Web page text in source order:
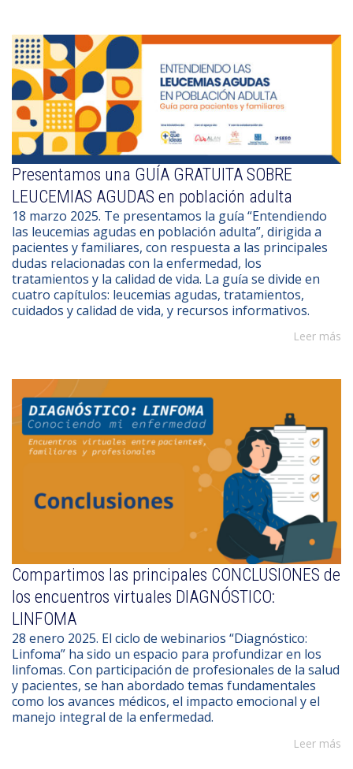
Presentamos una GUÍA GRATUITA SOBRE
LEUCEMIAS AGUDAS en población adulta
18 marzo 2025. Te presentamos la guía “Entendiendo
las leucemias agudas en población adulta”, dirigida a
pacientes y familiares, con respuesta a las principales
dudas relacionadas con la enfermedad, los
tratamientos y la calidad de vida. La guía se divide en
cuatro capítulos: leucemias agudas, tratamientos,
cuidados y calidad de vida, y recursos informativos.
Leer más
Compartimos las principales CONCLUSIONES de
los encuentros virtuales DIAGNÓSTICO:
LINFOMA
28 enero 2025. El ciclo de webinarios “Diagnóstico:
Linfoma” ha sido un espacio para profundizar en los
linfomas. Con participación de profesionales de la salud
y pacientes, se han abordado temas fundamentales
como los avances médicos, el impacto emocional y el
manejo integral de la enfermedad.
Leer más